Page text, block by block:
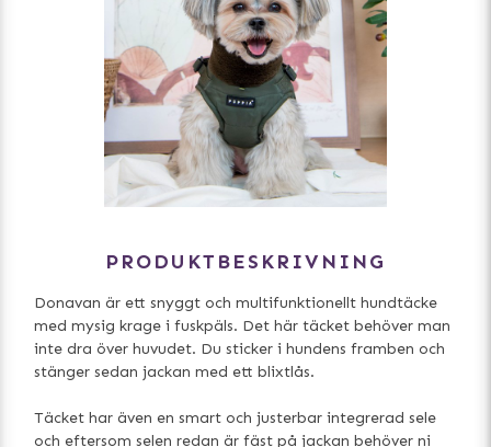
PRODUKTBESKRIVNING
Donavan är ett snyggt och multifunktionellt hundtäcke
med mysig krage i fuskpäls. Det här täcket behöver man
inte dra över huvudet. Du sticker i hundens framben och
stänger sedan jackan med ett blixtlås.
Täcket har även en smart och justerbar integrerad sele
och eftersom selen redan är fäst på jackan behöver ni